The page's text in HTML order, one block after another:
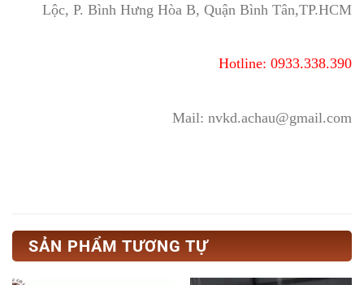
Lộc, P. Bình Hưng Hòa B, Quận Bình Tân,TP.HCM
Hotline: 0933.338.390
Mail: nvkd.achau@gmail.com
SẢN PHẨM TƯƠNG TỰ